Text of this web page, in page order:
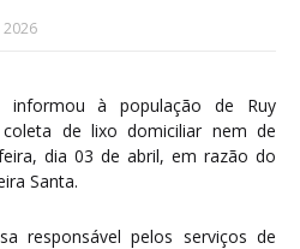
2026
informou à população de Ruy
de lixo domiciliar nem de
dia 03 de abril, em razão do
Santa.
responsável pelos serviços de